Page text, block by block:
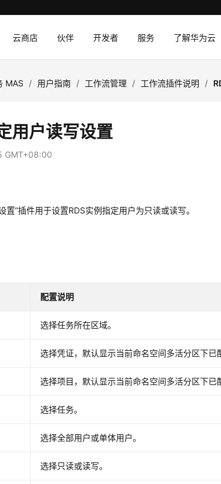
云商店 伙伴 开发者 服务 了解华为云
MAS / 用户指南 / 工作流管理 / 工作流插件说明 /
用户读写设置
GMT+08:00
置”插件用于设置RDS实例指定用户为只读或读写。
配置说明
选择任务所在区域。
选择凭证，默认显示当前命名空间多活分区下已
选择项目，默认显示当前命名空间多活分区下已
选择任务。
选择全部用户或单体用户。
选择只读或读写。